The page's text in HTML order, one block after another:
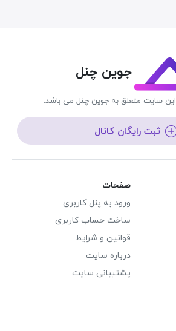
جوین چنل
سایت متعلق به جوین چنل می باشد.
ثبت رایگان کانال
صفحات
ورود به پنل کاربری
ساخت حساب کاربری
قوانین و شرایط
درباره سایت
پشتیبانی سایت